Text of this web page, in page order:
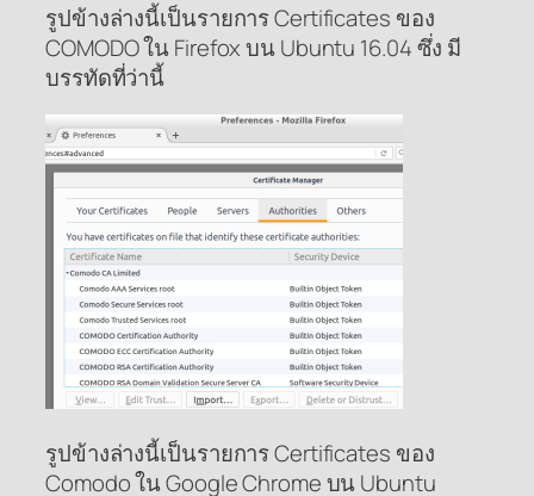
รูปข้างล่างนี้เป็นรายการ Certificates ของ
COMODO ใน Firefox บน Ubuntu 16.04 ซึ่ง มี
บรรทัดที่ว่านี้
รูปข้างล่างนี้เป็นรายการ Certificates ของ
Comodo ใน Google Chrome บน Ubuntu